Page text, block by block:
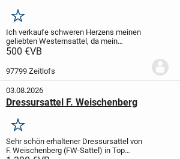
Merken
Ich verkaufe schweren Herzens meinen
geliebten Westernsattel, da mein
Haflinger inzwischen zu alt geworden ist
kann.Der Sattel ist maßangefertigt,
500 €VB
97799 Zeitlofs
03.08.2026
Dressursattel F. Weischenberg
Merken
Sehr schön erhaltener Dressursattel von
F. Weischenberg (FW-Sattel) in Top